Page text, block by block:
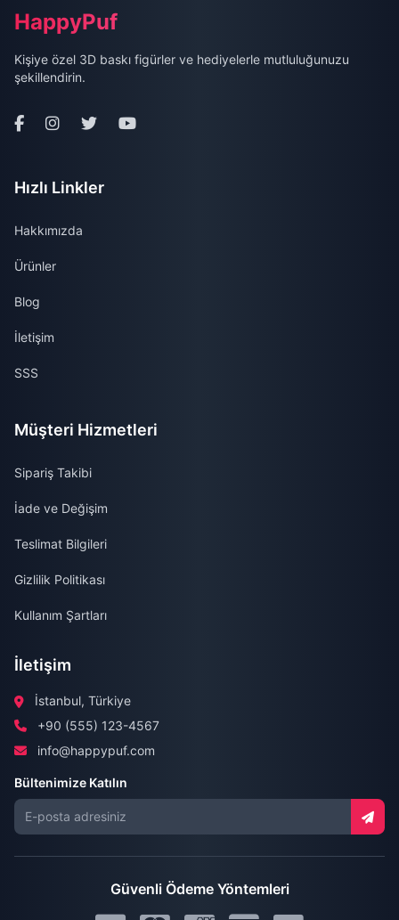
HappyPuf
Kişiye özel 3D baskı figürler ve hediyelerle mutluluğunuzu
şekillendirin.
Hızlı Linkler
Hakkımızda
Ürünler
Blog
İletişim
SSS
Müşteri Hizmetleri
Sipariş Takibi
İade ve Değişim
Teslimat Bilgileri
Gizlilik Politikası
Kullanım Şartları
İletişim
İstanbul, Türkiye
+90 (555) 123-4567
info@happypuf.com
Bültenimize Katılın
Güvenli Ödeme Yöntemleri